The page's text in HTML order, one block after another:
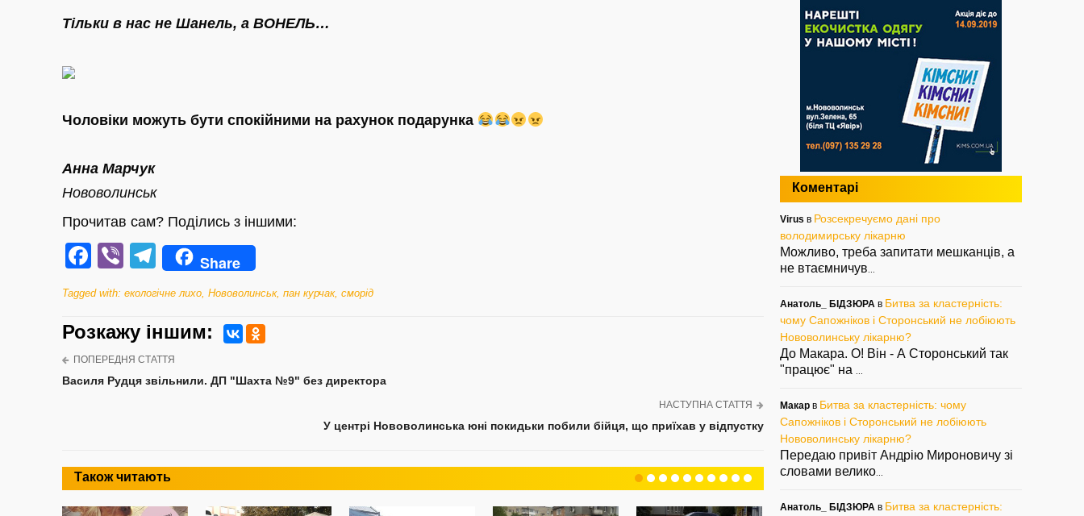
Тільки в нас не Шанель, а ВОНЕЛЬ…
Чоловіки можуть бути спокійними на рахунок подарунка
Анна Марчук
Нововолинськ
Прочитав сам? Поділись з іншими:
Facebook
ViberTelegram
Share
Tagged with: екологічне лихо, Нововолинськ, пан курчак, сморід
Розкажу iншим:
ПОПЕРЕДНЯ СТАТТЯ
Василя Рудця звільнили. ДП "Шахта №9" без директора
НАСТУПНА СТАТТЯ
У центрі Нововолинська юні покидьки побили бійця, що приїхав у відпустку
Також читають
Коментарі
Virus в Розсекречуємо дані про
володимирську лікарню
Можливо, треба запитати мешканців, а
не втаємничув
Анатоль_ БІДЗЮРА в Битва за кластерність:
чому Сапожніков і Сторонський не лобіюють
Нововолинську лікарню?
До Макара. О! Він - А Сторонський так
"працює" на
Макар в Битва за кластерність: чому
Сапожніков і Сторонський не лобіюють
Нововолинську лікарню?
Передаю привіт Андрію Мироновичу зі
словами велико
Анатоль_ БІДЗЮРА в Битва за кластерність: